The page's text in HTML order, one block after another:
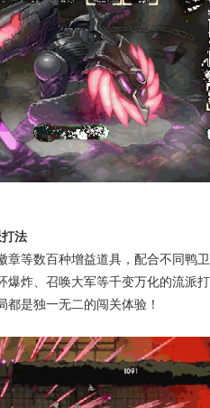
法
章等数百种增益道具，配合不同鸭卫
爆炸、召唤大军等千变万化的流派打
是独一无二的闯关体验！